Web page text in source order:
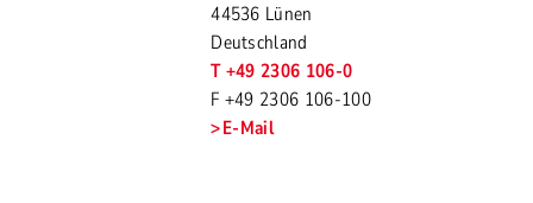
44536 Lünen
Deutschland
T +49 2306 106-0
F +49 2306 106-100
E-Mail